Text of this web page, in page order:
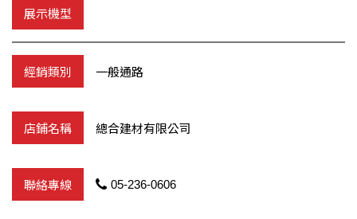
一般通路
總合建材有限公司
05-236-0606